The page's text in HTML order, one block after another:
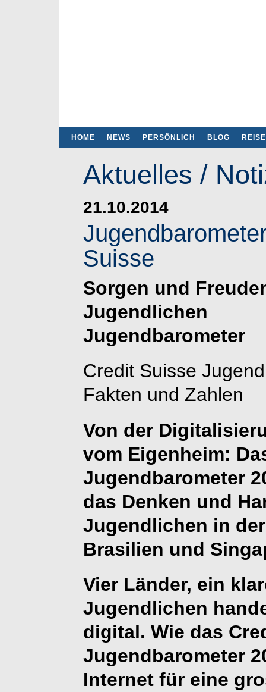
HOME NEWS PERSÖNLICH BLOG
Aktuelles /
21.10.2014
Suisse
Sorgen und
Jugendlichen
Jugendbarometer
Credit Suisse
Fakten und Zahlen
Von der
vom Eigenheim:
Jugendbarometer
das Denken und
Jugendlichen in
Brasilien und
Vier Länder, ein
Jugendlichen
digital. Wie das
Jugendbarometer
Internet für eine